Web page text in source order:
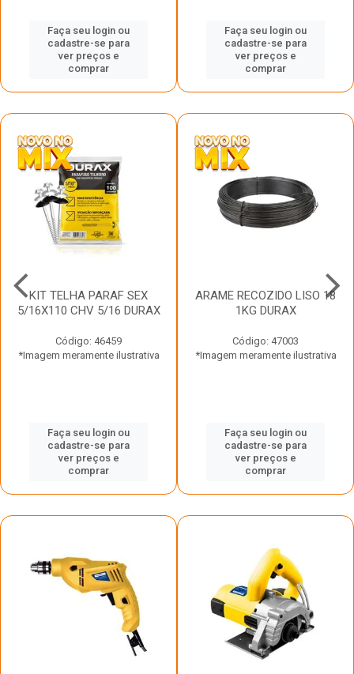
Faça seu login ou
cadastre-se para
ver preços e
comprar
Faça seu login ou
cadastre-se para
ver preços e
comprar
KIT TELHA PARAF SEX
5/16X110 CHV 5/16 DURAX
Código: 46459
*Imagem meramente ilustrativa
Faça seu login ou
cadastre-se para
ver preços e
comprar
ARAME RECOZIDO LISO 18
1KG DURAX
Código: 47003
*Imagem meramente ilustrativa
Faça seu login ou
cadastre-se para
ver preços e
comprar